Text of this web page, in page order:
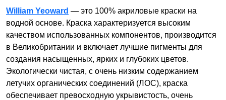
William Yeoward — это 100% акриловые краски на
водной основе. Краска характеризуется высоким
качеством использованных компонентов, производится
в Великобритании и включает лучшие пигменты для
создания насыщенных, ярких и глубоких цветов.
Экологически чистая, с очень низким содержанием
летучих органических соединений (ЛОС), краска
обеспечивает превосходную укрывистость, очень